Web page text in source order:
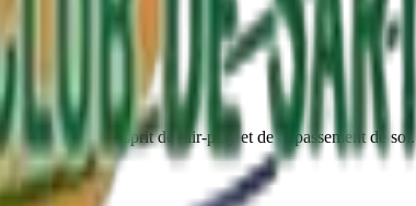
dans un esprit de fair-play et de dépassement de soi.